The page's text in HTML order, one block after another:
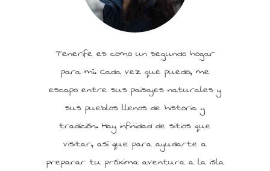
Tenerife es como un segundo hogar
para mí. Cada vez que puedo, me
escapo entre sus paisajes naturales y
sus pueblos llenos de historia y
tradición. Hay infinidad de sitios que
visitar, así que para ayudarte a
preparar tu próxima aventura a la isla